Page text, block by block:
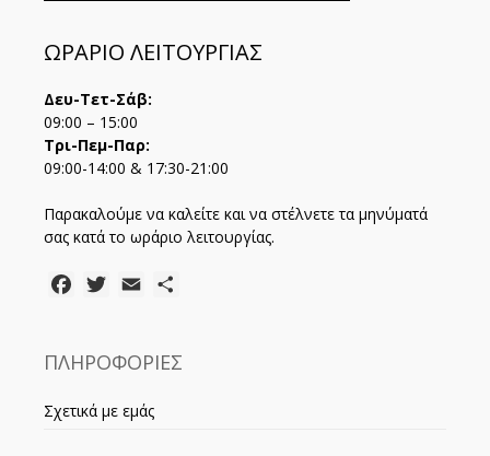
ΩΡΑΡΙΟ ΛΕΙΤΟΥΡΓΙΑΣ
Δευ-Τετ-Σάβ:
09:00 – 15:00
Τρι-Πεμ-Παρ:
09:00-14:00 & 17:30-21:00
Παρακαλούμε να καλείτε και να στέλνετε τα μηνύματά
σας κατά το ωράριο λειτουργίας.
FacebookTwitter
Email
ΠΛΗΡΟΦΟΡΙΕΣ
Σχετικά με εμάς